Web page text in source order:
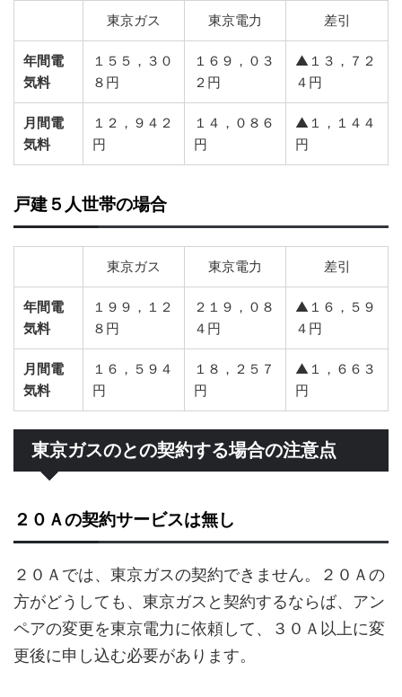
東京ガス 東京電力 差引
年間電
気料
１５５，３０
８円
１６９，０３
２円
▲１３，７２
４円
月間電
気料
１２，９４２
円
１４，０８６
円
▲１，１４４
円
戸建５人世帯の場合
東京ガス 東京電力 差引
年間電
気料
１９９，１２
８円
２１９，０８
４円
▲１６，５９
４円
月間電
気料
１６，５９４
円
１８，２５７
円
▲１，６６３
円
東京ガスのとの契約する場合の注意点
２０Ａの契約サービスは無し
２０Ａでは、東京ガスの契約できません。２０Ａの
方がどうしても、東京ガスと契約するならば、アン
ペアの変更を東京電力に依頼して、３０Ａ以上に変
更後に申し込む必要があります。